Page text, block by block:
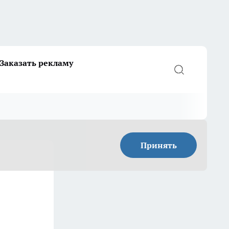
Заказать рекламу
Принять